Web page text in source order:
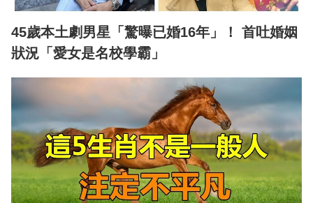
45歲本土劇男星「驚曝已婚16年」！ 首吐婚姻
狀況「愛女是名校學霸」